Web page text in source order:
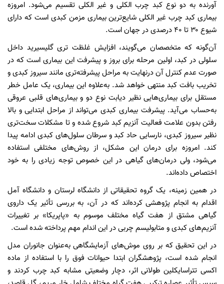
آورنده به دو نوع کبد چرب الکلی و غیر الکلی تقسیم می‌شود. امروزه
بیماری کبد چرب غیر الکلی شایع‌ترین بیماری مزمن کبدی است که دارای
شیوع ۳۰ تا ۴۰ درصدی در جهان است.
آن‌گونه که متخصصان می‌گویند، افزایش غلظت تری گلیسیرید داخل
سلولی در کبد، اولین مرحله برای بروز و پیشرفت این بیماری است که در
صورت عدم کنترل آن درنهایت به مراحل پیشرفته‌تری مانند سیروز کبدی و
تخریب بافت کبد منتهی خواهد شد. به‌علاوه این بیماری، یک عامل خطر
مستقل برای بیماری‌هایی نظیر دیابت نوع دو و بیماری‌های قلبی عروقی
به‌حساب می‌آید. پیشرفت بیماری کبدی می‌تواند از مراحل ابتدایی و بالا
رفتن بدون علامت فعالیت آنزیم کبد شروع شده و تا مشکلات سخت‌تری
نظیر سیروز کبدی، نارسایی حاد کبد و سرطان سلول‌های کبدی ادامه پیدا
کند. امروزه برای درمان این مشکل، از روش‌های مختلفی استفاده
می‌شود، ولی درمان‌های گیاهی در این خصوص توجه زیادی را به خود
اختصاص داده‌اند.
در همین زمینه، یک گروه تحقیقاتی از دانشگاه لرستان و دانشگاه آمل
اقدام به انجام پژوهشی کرده‌اند که در آن، به بررسی تأثیر یک داروی
گیاهی مشتق از هفت گیاه مختلف موسوم به «پاپریکا» بر تغییرات
آنزیم‌های کبدی و متابولیسم چربی در این اندام مهم پرداخته شده است.
در این تحقیق که بر روی موش‌های آزمایشگاهی به‌عنوان جانوران مدل
انجام شده است، پژوهشگران ابتدا حیوانات فوق را با استفاده از ماده
اکسی تتراسایکلین طولانی اثر، دچار وضعیتی مشابه کبد چرب کردند و